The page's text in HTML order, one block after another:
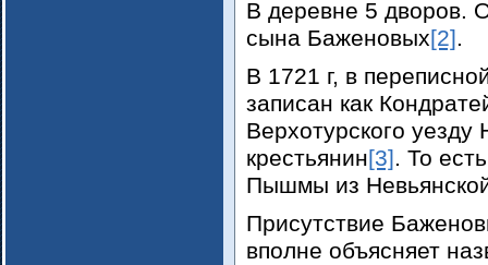
В деревне 5 дворов.
сына Баженовых[2].
В 1721 г, в
записан как
Верхотурского
крестьянин[3]. То
Пышмы из
Присутствие
вполне объясняет